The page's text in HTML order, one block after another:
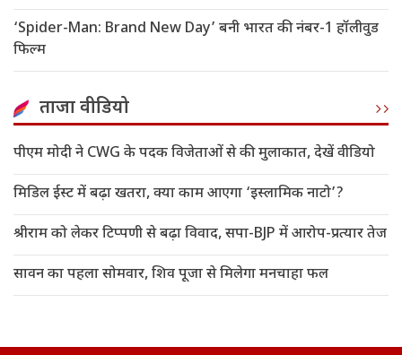
‘Spider-Man: Brand New Day’ बनी भारत की नंबर-1 हॉलीवुड
फिल्म
ताजा वीडियो
पीएम मोदी ने CWG के पदक विजेताओं से की मुलाकात, देखें वीडियो
मिडिल ईस्ट में बढ़ा खतरा, क्या काम आएगा ‘इस्लामिक नाटो’?
श्रीराम को लेकर टिप्पणी से बढ़ा विवाद, सपा-BJP में आरोप-प्रत्यार तेज
सावन का पहला सोमवार, शिव पूजा से मिलेगा मनचाहा फल